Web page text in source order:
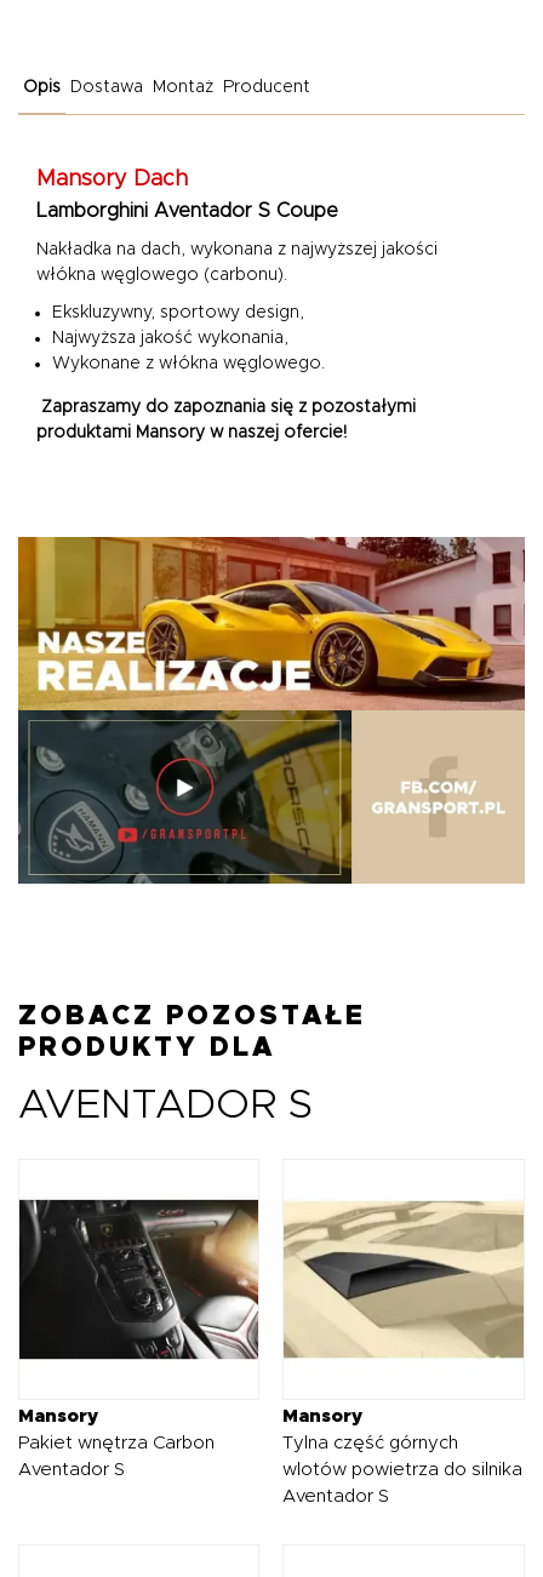
Opis Dostawa Montaż Producent
Mansory Dach
Lamborghini Aventador S Coupe
Nakładka na dach, wykonana z najwyższej jakości
włókna węglowego (carbonu).
Ekskluzywny, sportowy design,
Najwyższa jakość wykonania,
Wykonane z włókna węglowego.
Zapraszamy do zapoznania się z pozostałymi
produktami Mansory w naszej ofercie!
ZOBACZ POZOSTAŁE
PRODUKTY DLA
AVENTADOR S
Mansory
Pakiet wnętrza Carbon
Aventador S
Mansory
Tylna część górnych
wlotów powietrza do silnika
Aventador S